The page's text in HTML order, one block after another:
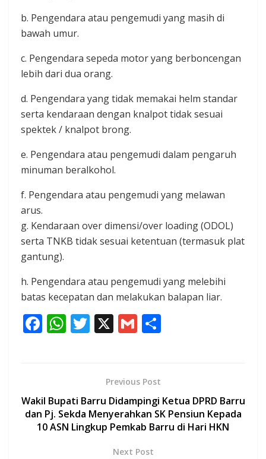
b. Pengendara atau pengemudi yang masih di
bawah umur.
c. Pengendara sepeda motor yang berboncengan
lebih dari dua orang.
d. Pengendara yang tidak memakai helm standar
serta kendaraan dengan knalpot tidak sesuai
spektek / knalpot brong.
e. Pengendara atau pengemudi dalam pengaruh
minuman beralkohol.
f. Pengendara atau pengemudi yang melawan
arus.
g. Kendaraan over dimensi/over loading (ODOL)
serta TNKB tidak sesuai ketentuan (termasuk plat
gantung).
h. Pengendara atau pengemudi yang melebihi
batas kecepatan dan melakukan balapan liar.
F
o
o
k
W
A
p
p
T
er
X G
l
Previous Post
Wakil Bupati Barru Didampingi Ketua DPRD Barru
dan Pj. Sekda Menyerahkan SK Pensiun Kepada
10 ASN Lingkup Pemkab Barru di Hari HKN
Next Post